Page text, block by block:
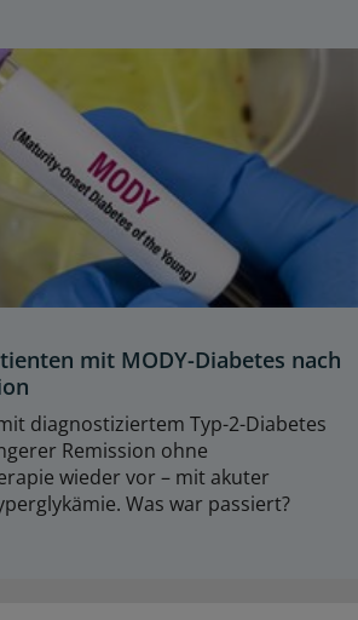
mit MODY-Diabetes nach
diagnostiziertem Typ-2-Diabetes
Remission ohne
wieder vor – mit akuter
Was war passiert?